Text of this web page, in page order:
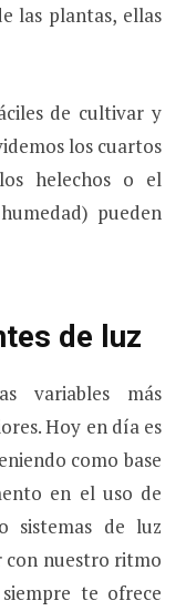
las plantas, ellas
de cultivar y
los cuartos
helechos o el
pueden
de luz
variables más
Hoy en día es
como base
en el uso de
sistemas de luz
con nuestro ritmo
te ofrece